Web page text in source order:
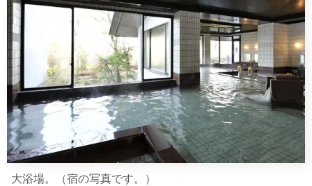
大浴場。（宿の写真です。）